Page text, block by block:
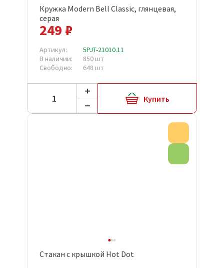
Кружка Modern Bell Classic, глянцевая,
серая
249 ₽
Артикул:
5PJT-21010.11
В наличии:
850 шт
Свободно:
648 шт
Купить
Стакан с крышкой Hot Dot